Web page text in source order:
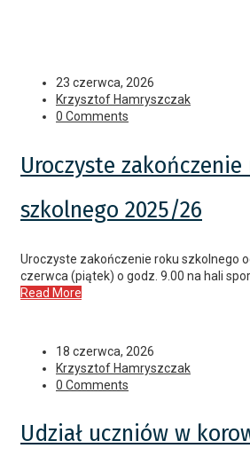
23 czerwca, 2026
Krzysztof Hamryszczak
0 Comments
Uroczyste zakończenie
szkolnego 2025/26
Uroczyste zakończenie roku szkolnego
czerwca (piątek) o godz. 9.00 na hali
Read More
18 czerwca, 2026
Krzysztof Hamryszczak
0 Comments
Udział uczniów w